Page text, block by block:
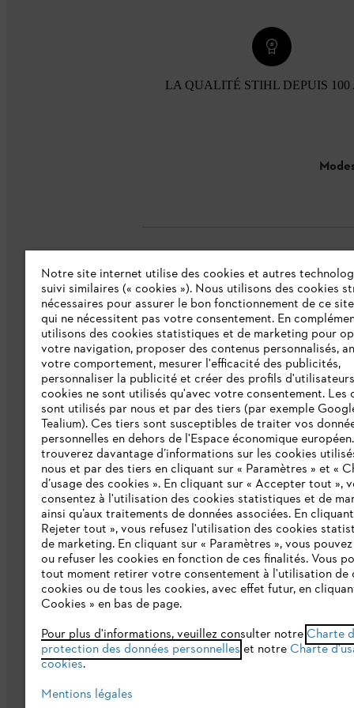
LA QUALITÉ STIHL DEPUIS 100
L'Entreprise
Collections STIHL
Qui sommes-nous ?
Presse
Ligne Intégrité STIHL
Programme partenaire STIHL
Déclaration d'accessibilité
Conditions Générales de Vente
Conditions de garantie Informations
Notre site internet utilise des cookies et autres
suivi similaires (« cookies »). Nous utilisons des cookies
nécessaires pour assurer le bon fonctionnement de ce
qui ne nécessitent pas votre consentement. En
utilisons des cookies statistiques et de marketing pour
votre navigation, proposer des contenus personnalisés,
votre comportement, mesurer l'efficacité des publicités,
personnaliser la publicité et créer des profils
cookies ne sont utilisés qu'avec votre consentement. Les
sont utilisés par nous et par des tiers (par exemple
Tealium). Ces tiers sont susceptibles de traiter vos
personnelles en dehors de l'Espace économique
trouverez davantage d’informations sur les cookies
nous et par des tiers en cliquant sur « Paramètres » et «
d’usage des cookies ». En cliquant sur « Accepter tout »,
consentez à l'utilisation des cookies statistiques et de
ainsi qu’aux traitements de données associées. En
Rejeter tout », vous refusez l'utilisation des cookies
de marketing. En cliquant sur « Paramètres », vous
ou refuser les cookies en fonction de ces finalités. Vous
tout moment retirer votre consentement à l'utilisation de
cookies ou de tous les cookies, avec effet futur, en
Cookies » en bas de page.
Pour plus d'informations, veuillez consulter notre Charte
protection des données personnelles et notre Charte
cookies.
Mentions légales